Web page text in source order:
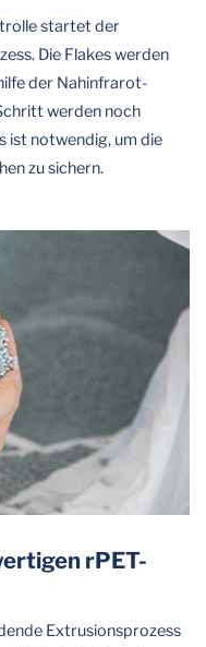
startet der
Die Flakes werden
der Nahinfrarot-
werden noch
ist notwendig, um die
zu sichern.
rPET-
Extrusionsprozess